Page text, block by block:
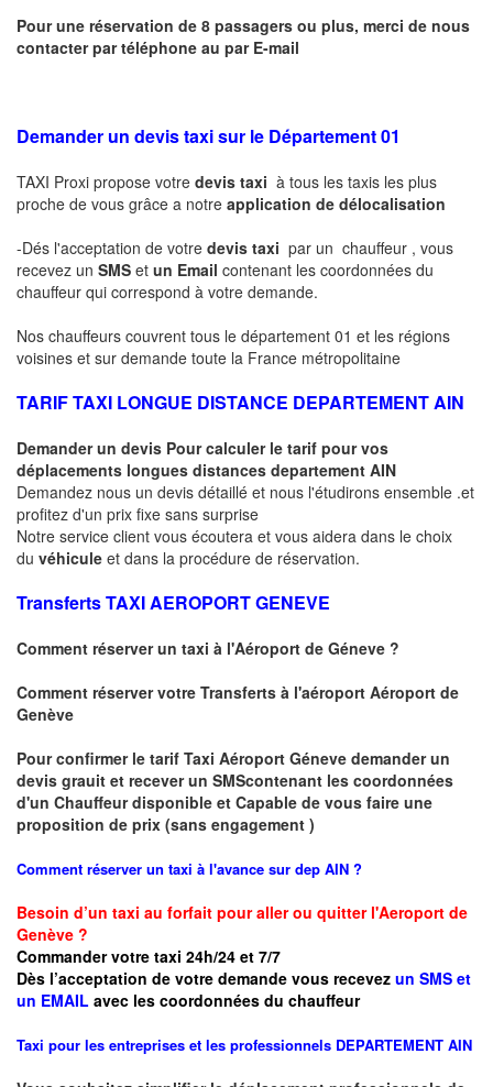
Pour une réservation de 8 passagers ou plus, merci de nous
contacter par téléphone au par E-mail
Demander un devis taxi sur le Département 01
TAXI Proxi propose votre devis taxi à tous les taxis les plus
proche de vous grâce a notre application de délocalisation
-Dés l'acceptation de votre devis taxi par un chauffeur , vous
recevez un SMS et un Email contenant les coordonnées du
chauffeur qui correspond à votre demande.
Nos chauffeurs couvrent tous le département 01 et les régions
voisines et sur demande toute la France métropolitaine
TARIF TAXI LONGUE DISTANCE DEPARTEMENT AIN
Demander un devis Pour calculer le tarif pour vos
déplacements longues distances departement AIN
Demandez nous un devis détaillé et nous l'étudirons ensemble .et
profitez d'un prix fixe sans surprise
Notre service client vous écoutera et vous aidera dans le choix
du véhicule et dans la procédure de réservation.
TransfertsTAXI AEROPORT GENEVE
Comment réserver un taxi à l'Aéroport de Géneve ?
Comment réserver votre Transferts à l'aéroport Aéroport de
Genève
Pour confirmer le tarif Taxi Aéroport Géneve demander un
devis grauit et recever un SMScontenant les coordonnées
d'un Chauffeur disponible et Capable de vous faire une
proposition de prix (sans engagement )
Comment réserver un taxi à l'avance sur dep AIN ?
Besoin d’un taxi au forfait pour aller ou quitter l'Aeroport de
Genève ?
Commander votre taxi 24h/24 et 7/7
Dès l’acceptation de votre demande vous recevez un SMS et
un EMAIL avec les coordonnées du chauffeur
Taxi pour les entreprises et les professionnels DEPARTEMENT AIN